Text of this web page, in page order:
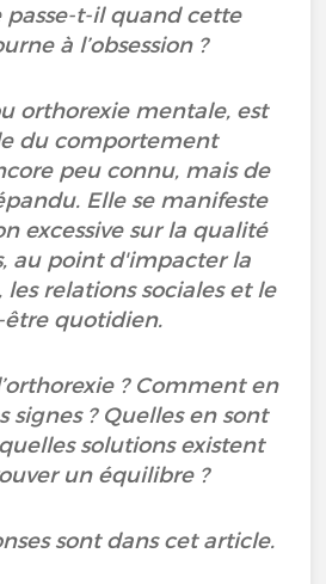
passe-t-il quand cette
à l’obsession ?
orthorexie mentale, est
du comportement
peu connu, mais de
Elle se manifeste
excessive sur la qualité
au point d'impacter la
relations sociales et le
quotidien.
? Comment en
signes ? Quelles en sont
solutions existent
un équilibre ?
sont dans cet article.